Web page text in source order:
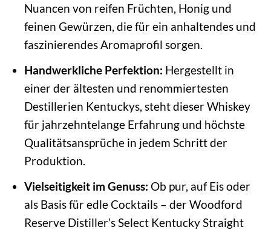
Nuancen von reifen Früchten, Honig und
feinen Gewürzen, die für ein anhaltendes und
faszinierendes Aromaprofil sorgen.
Handwerkliche Perfektion: Hergestellt in
einer der ältesten und renommiertesten
Destillerien Kentuckys, steht dieser Whiskey
für jahrzehntelange Erfahrung und höchste
Qualitätsansprüche in jedem Schritt der
Produktion.
Vielseitigkeit im Genuss: Ob pur, auf Eis oder
als Basis für edle Cocktails – der Woodford
Reserve Distiller’s Select Kentucky Straight